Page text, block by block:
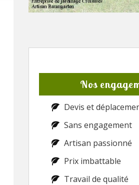
Nos
Devis et
Sans engagement
Artisan passionné
Prix imbattable
Travail de qualité